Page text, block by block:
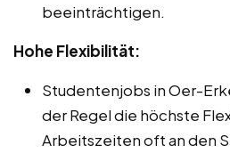
beeinträchtigen.
Hohe Flexibilität:
Studentenjobs in Oer-
der Regel die höchste
Arbeitszeiten oft an den